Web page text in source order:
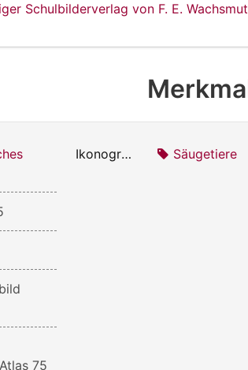
Schulbilderverlag von F. E.
75
Ikonografie: Säugetiere